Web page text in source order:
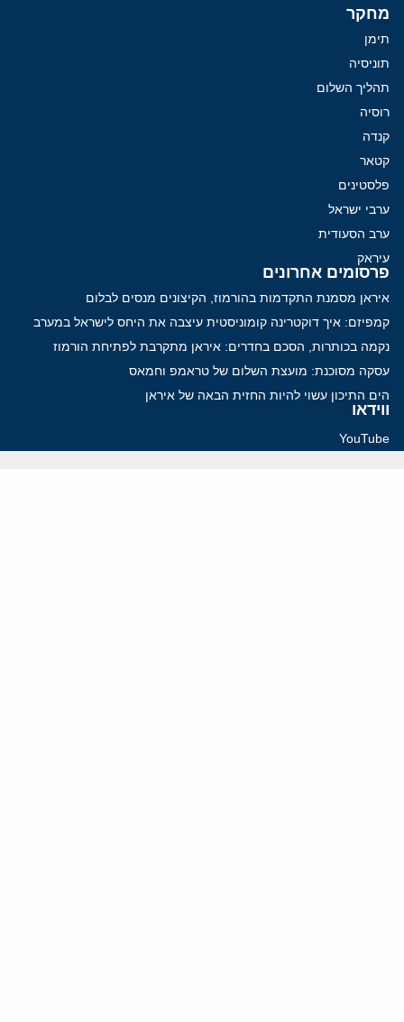
מחקר
תימן
תוניסיה
תהליך השלום
רוסיה
קנדה
קטאר
פלסטינים
ערבי ישראל
ערב הסעודית
עיראק
פרסומים אחרונים
איראן מסמנת התקדמות בהורמוז, הקיצונים מנסים לבלום
קמפיזם: איך דוקטרינה קומוניסטית עיצבה את היחס לישראל במערב
נקמה בכותרות, הסכם בחדרים: איראן מתקרבת לפתיחת הורמוז
עסקה מסוכנת: מועצת השלום של טראמפ וחמאס
הים התיכון עשוי להיות החזית הבאה של איראן
ווידאו
YouTube